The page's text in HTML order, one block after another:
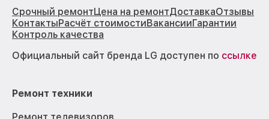
Срочный ремонтЦена на ремонтДоставкаОтзывы
КонтактыРасчёт стоимостиВакансииГарантии
Контроль качества
Официальный сайт бренда LG доступен по ссылке
Ремонт техники